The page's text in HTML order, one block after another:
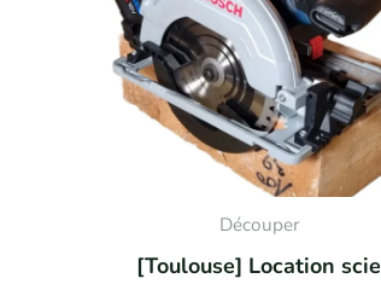
Découper
[Toulouse] Location scie